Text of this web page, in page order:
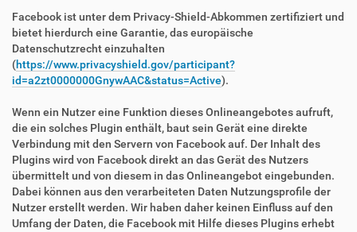
Facebook ist unter dem Privacy-Shield-Abkommen zertifiziert und
bietet hierdurch eine Garantie, das europäische
Datenschutzrecht einzuhalten
(https://www.privacyshield.gov/participant?
id=a2zt0000000GnywAAC&status=Active).
Wenn ein Nutzer eine Funktion dieses Onlineangebotes aufruft,
die ein solches Plugin enthält, baut sein Gerät eine direkte
Verbindung mit den Servern von Facebook auf. Der Inhalt des
Plugins wird von Facebook direkt an das Gerät des Nutzers
übermittelt und von diesem in das Onlineangebot eingebunden.
Dabei können aus den verarbeiteten Daten Nutzungsprofile der
Nutzer erstellt werden. Wir haben daher keinen Einfluss auf den
Umfang der Daten, die Facebook mit Hilfe dieses Plugins erhebt